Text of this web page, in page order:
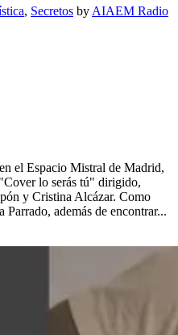
, Secretos by AIAEM Radio
el Espacio Mistral de Madrid,
lo serás tú" dirigido,
y Cristina Alcázar. Como
además de encontrar...